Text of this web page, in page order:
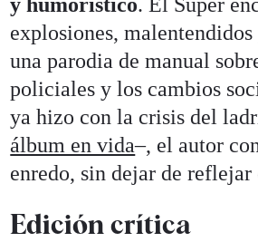
explosiones,
una parodia de manual
policiales y los cambios
ya hizo con la crisis del
álbum en vida–, el autor
enredo, sin dejar de
Edición crítica